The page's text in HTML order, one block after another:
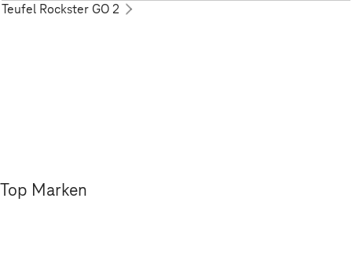
Teufel Rockster GO 2
Top Marken